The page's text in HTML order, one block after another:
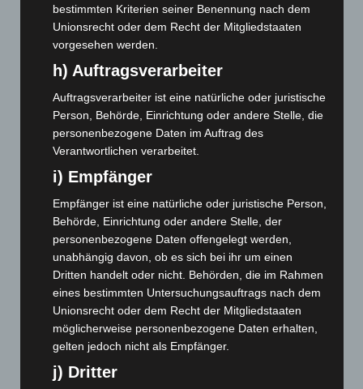
Mai 2026(99)
April 2026(99)
März 2026 (115)
Januar 2026 (122)
Dezember 2025(103)
Oktober 2025(112)
September 2025(93)
August 2025(90)
Juli 2025(90)
Juni 2025(103)
Mai 2025(112)
April 2025(88)
März 2025
(111)
Februar 2025(96)
bestimmten Kriterien seiner Benennung nach dem
Unionsrecht oder dem Recht der Mitgliedstaaten
vorgesehen werden.
h) Auftragsverarbeiter
Auftragsverarbeiter ist eine natürliche oder juristische
Person, Behörde, Einrichtung oder andere Stelle, die
personenbezogene Daten im Auftrag des
Verantwortlichen verarbeitet.
i) Empfänger
Empfänger ist eine natürliche oder juristische Person,
Behörde, Einrichtung oder andere Stelle, der
personenbezogene Daten offengelegt werden,
unabhängig davon, ob es sich bei ihr um einen
Dritten handelt oder nicht. Behörden, die im Rahmen
eines bestimmten Untersuchungsauftrags nach dem
Unionsrecht oder dem Recht der Mitgliedstaaten
möglicherweise personenbezogene Daten erhalten,
gelten jedoch nicht als Empfänger.
j) Dritter